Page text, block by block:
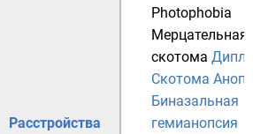
Расстройства
Photophobia
Мерцательная
скотома
Скотома
Биназальная
гемианопсия